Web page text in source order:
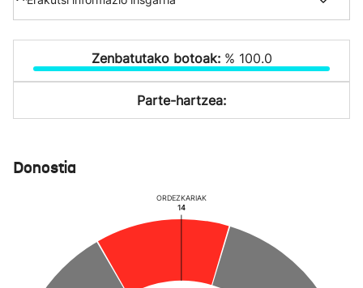
Zenbatutako botoak: % 100.0
Parte-hartzea:
Donostia
14
ORDEZKARIAK